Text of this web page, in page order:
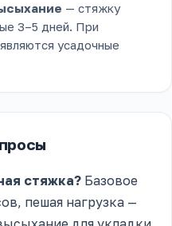
— стяжку
3–5 дней. При
усадочные
стяжка? Базовое
пешая нагрузка —